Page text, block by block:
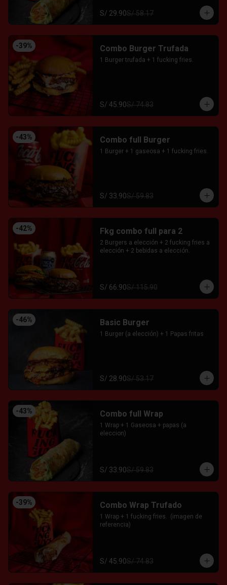
S/ 29.90S/ 58.17
-39% Combo Burger Trufada
1 Burger trufada + 1 fucking fries.
S/ 45.90S/ 74.83
-43% Combo full Burger
1 Burger + 1 gaseosa + 1 fucking fries.
S/ 33.90S/ 59.83
-42% Fkg combo full para 2
2 Burgers a elección + 2 fucking fries a
elección + 2 bebidas a elección.
S/ 66.90S/ 115.90
-46% Basic Burger
1 Burger (a elección) + 1 Papas fritas
S/ 28.90S/ 53.17
-43% Combo full Wrap
1 Wrap + 1 Gaseosa + papas (a
eleccion)
S/ 33.90S/ 59.83
-39% Combo Wrap Trufado
1 Wrap + 1 fucking fries.  (imagen de
referencia)
S/ 45.90S/ 74.83